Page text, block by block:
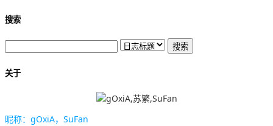
搜索
关于
昵称：gOxiA，SuFan